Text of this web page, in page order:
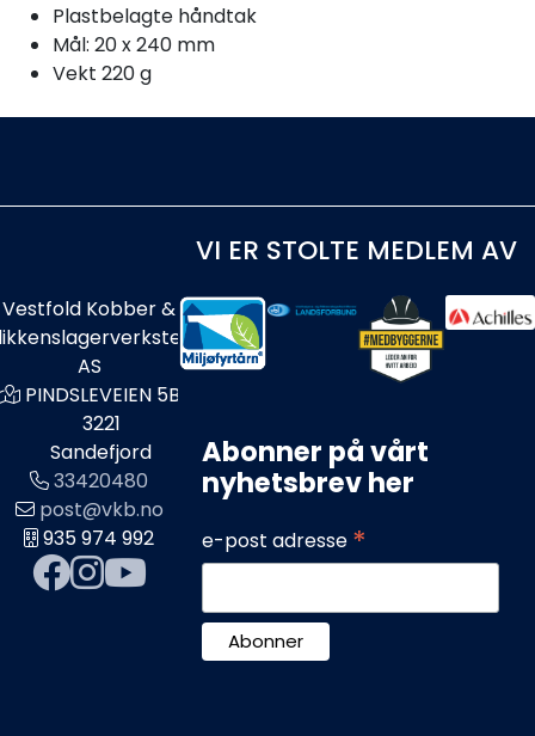
Plastbelagte håndtak
Mål: 20 x 240 mm
Vekt 220 g
VI ER STOLTE MEDLEM AV
Vestfold Kobber &
AS
PINDSLEVEIEN 5B
3221
Sandefjord
33420480
post@vkb.no
935 974 992
Abonner på vårt
nyhetsbrev her
e-post adresse *